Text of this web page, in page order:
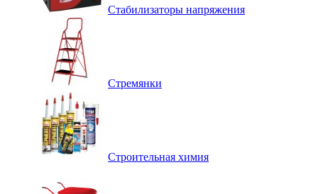
Стабилизаторы напряжения
Стремянки
Строительная химия